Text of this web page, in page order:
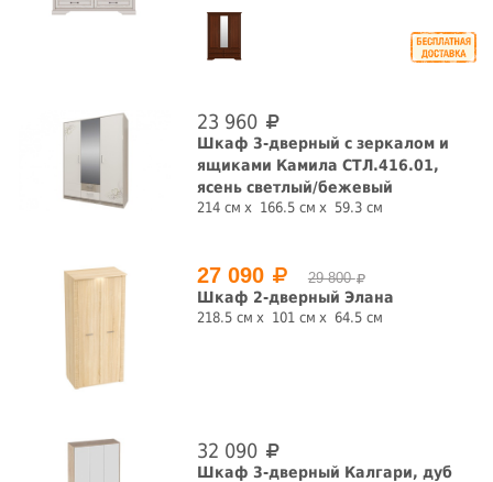
23 960
Шкаф 3-дверный с зеркалом и
ящиками Камила СТЛ.416.01,
ясень светлый/бежевый
214 см 166.5 см 59.3 см
27 090 29 800
Шкаф 2-дверный Элана
218.5 см 101 см 64.5 см
32 090
Шкаф 3-дверный Калгари, дуб